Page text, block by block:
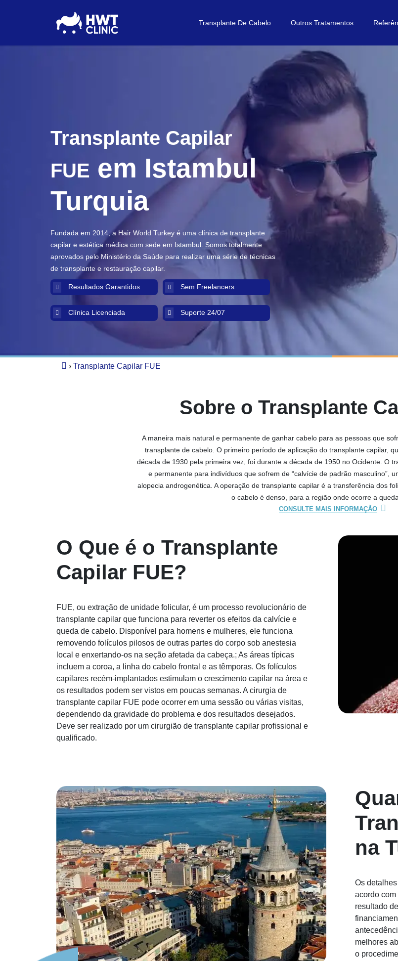
Transplante De Cabelo Outros Tratamentos
Transplante Capilar
FUE em Istambul
Turquia
Fundada em 2014, a Hair World Turkey é uma clínica de transplante
capilar e estética médica com sede em Istambul. Somos totalmente
aprovados pelo Ministério da Saúde para realizar uma série de técnicas
de transplante e restauração capilar.
Resultados Garantidos Sem Freelancers
Clínica Licenciada Suporte 24/07
› Transplante Capilar FUE
Sobre o Transplante
A maneira mais natural e permanente de ganhar cabelo para as pessoas que
transplante de cabelo. O primeiro período de aplicação do transplante capilar,
década de 1930 pela primeira vez, foi durante a década de 1950 no Ocidente. O
e permanente para indivíduos que sofrem de “calvície de padrão masculino”,
alopecia androgenética. A operação de transplante capilar é a transferência dos
o cabelo é denso, para a região onde ocorre a
CONSULTE MAIS INFORMAÇÃO
O Que é o Transplante
Capilar FUE?
FUE, ou extração de unidade folicular, é um processo revolucionário de
transplante capilar que funciona para reverter os efeitos da calvície e
queda de cabelo. Disponível para homens e mulheres, ele funciona
removendo folículos pilosos de outras partes do corpo sob anestesia
local e enxertando-os na seção afetada da cabeça.; As áreas típicas
incluem a coroa, a linha do cabelo frontal e as têmporas. Os folículos
capilares recém-implantados estimulam o crescimento capilar na área e
os resultados podem ser vistos em poucas semanas. A cirurgia de
transplante capilar FUE pode ocorrer em uma sessão ou várias visitas,
dependendo da gravidade do problema e dos resultados desejados.
Deve ser realizado por um cirurgião de transplante capilar profissional e
qualificado.
na
Os
acordo
resultado
melhores
o